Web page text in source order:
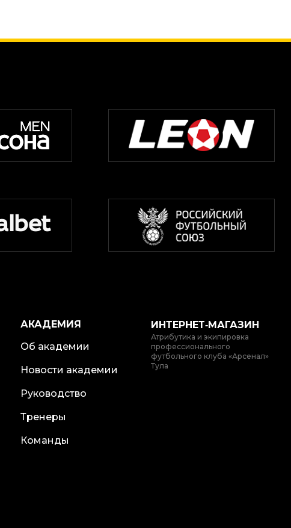
АКАДЕМИЯ
Об академии
Новости академии
Руководство
Тренеры
Команды
ИНТЕРНЕТ‑МАГАЗИН
Атрибутика и экипировка
профессионального
футбольного клуба «Арсенал»
Тула